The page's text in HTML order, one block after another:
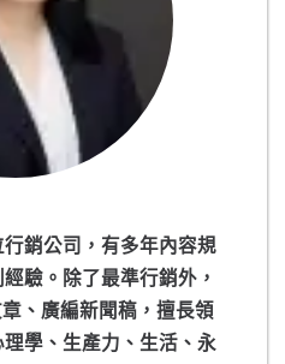
銷公司，有多年內容規
驗。除了最準行銷外，
、廣編新聞稿，擅長領
學、生產力、生活、永